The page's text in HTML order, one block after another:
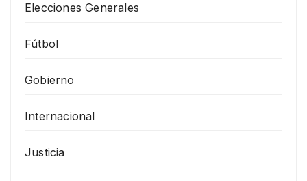
Elecciones Generales
Fútbol
Gobierno
Internacional
Justicia